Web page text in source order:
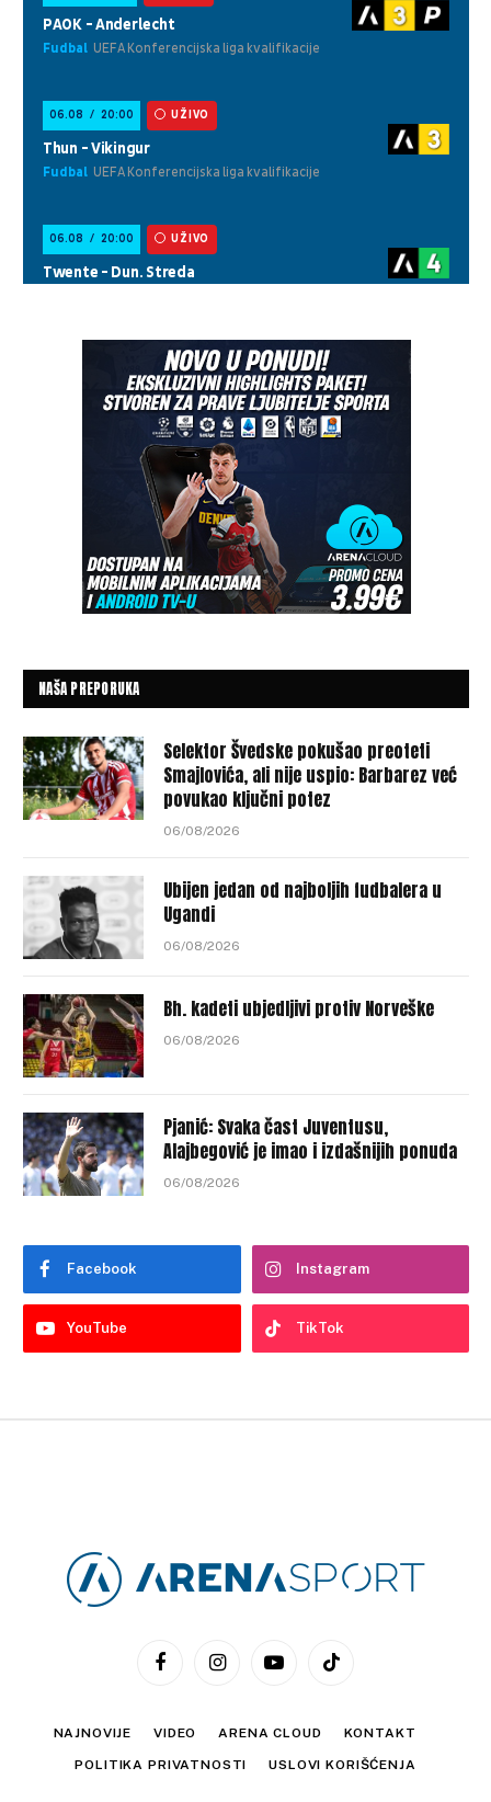
NAŠA PREPORUKA
Selektor Švedske pokušao preoteti
Smajlovića, ali nije uspio: Barbarez već
povukao ključni potez
06/08/2026
Ubijen jedan od najboljih fudbalera u
Ugandi
06/08/2026
Bh. kadeti ubjedljivi protiv Norveške
06/08/2026
Pjanić: Svaka čast Juventusu,
Alajbegović je imao i izdašnijih ponuda
06/08/2026
Facebook Instagram
YouTube TikTok
FacebookInstagramYouTubeTikTok
NAJNOVIJE VIDEO ARENA CLOUD KONTAKT
POLITIKA PRIVATNOSTI USLOVI KORIŠĆENJA